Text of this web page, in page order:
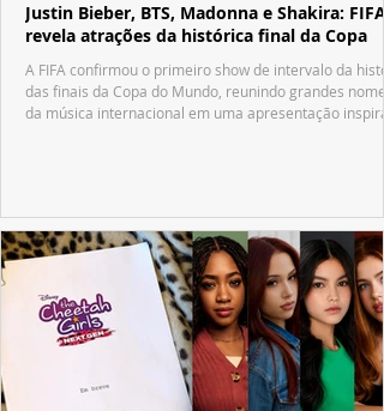
Justin Bieber, BTS, Madonna e Shakira: FIFA
revela atrações da histórica final da Copa
A FIFA confirmou o primeiro show de intervalo da
das finais da Copa do Mundo, reunindo grandes nomes
da música internacional em uma apresentação